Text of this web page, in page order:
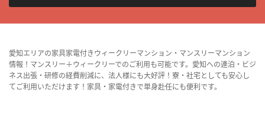
愛知エリアの家具家電付きウィークリーマンション・マンスリーマンション
情報！マンスリー＋ウィークリーでのご利用も可能です。愛知への連泊・ビジ
ネス出張・研修の経費削減に、法人様にも大好評！寮・社宅としても安心し
てご利用いただけます！家具・家電付きで単身赴任にも便利です。